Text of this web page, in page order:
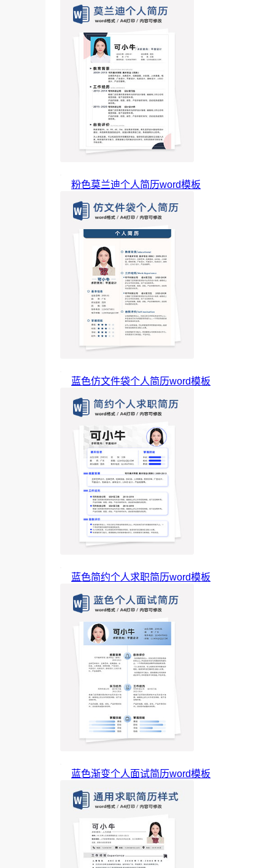
粉色莫兰迪个人简历word模板
蓝色仿文件袋个人简历word模板
蓝色简约个人求职简历word模板
蓝色渐变个人面试简历word模板